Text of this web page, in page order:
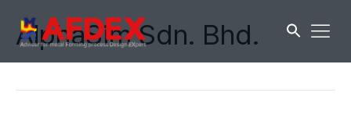
AlphaSim Sdn. Bhd.